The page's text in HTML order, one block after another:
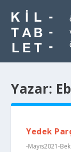
Yazar:
Yedek
-Mayıs2021-